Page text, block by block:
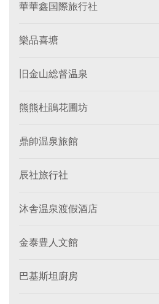
華華鑫国際旅行社
樂品喜塘
旧金山総督温泉
熊熊杜鵑花圃坊
鼎帥温泉旅館
辰社旅行社
沐舎温泉渡假酒店
金泰豊人文館
巴基斯坦廚房